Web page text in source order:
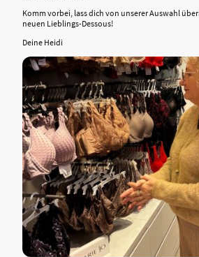
Komm vorbei, lass dich von unserer Auswahl
neuen Lieblings-Dessous!
Deine Heidi